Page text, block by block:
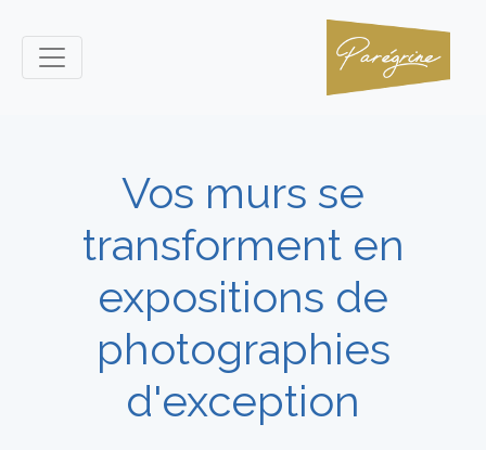
Vos murs se
transforment en
expositions de
photographies
d'exception